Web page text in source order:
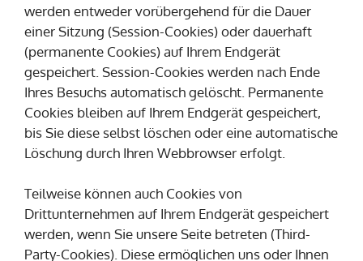
werden entweder vorübergehend für die Dauer
einer Sitzung (Session-Cookies) oder dauerhaft
(permanente Cookies) auf Ihrem Endgerät
gespeichert. Session-Cookies werden nach Ende
Ihres Besuchs automatisch gelöscht. Permanente
Cookies bleiben auf Ihrem Endgerät gespeichert,
bis Sie diese selbst löschen oder eine automatische
Löschung durch Ihren Webbrowser erfolgt.
Teilweise können auch Cookies von
Drittunternehmen auf Ihrem Endgerät gespeichert
werden, wenn Sie unsere Seite betreten (Third-
Party-Cookies). Diese ermöglichen uns oder Ihnen